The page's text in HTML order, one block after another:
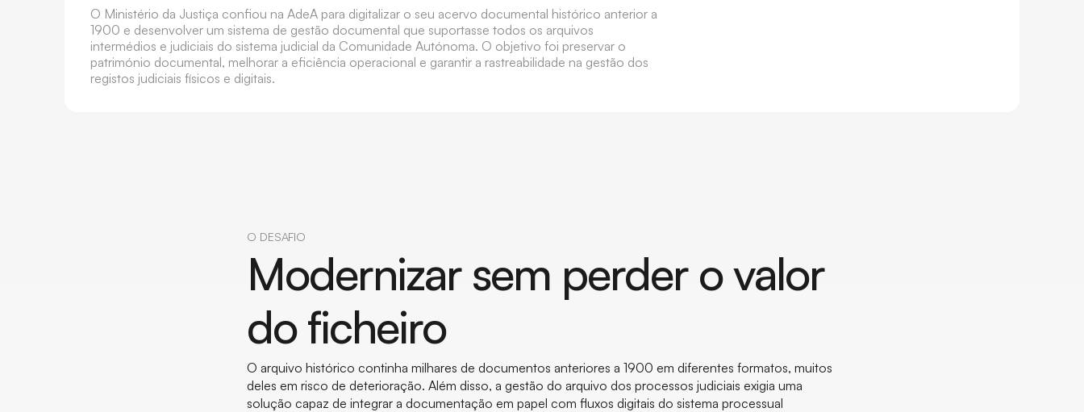
O Ministério da Justiça confiou na AdeA para digitalizar o seu acervo documental histórico anterior a
1900 e desenvolver um sistema de gestão documental que suportasse todos os arquivos
intermédios e judiciais do sistema judicial da Comunidade Autónoma. O objetivo foi preservar o
património documental, melhorar a eficiência operacional e garantir a rastreabilidade na gestão dos
registos judiciais físicos e digitais.
O DESAFIO
Modernizar sem perder o valor
do ficheiro
O arquivo histórico continha milhares de documentos anteriores a 1900 em diferentes formatos, muitos
deles em risco de deterioração. Além disso, a gestão do arquivo dos processos judiciais exigia uma
solução capaz de integrar a documentação em papel com fluxos digitais do sistema processual